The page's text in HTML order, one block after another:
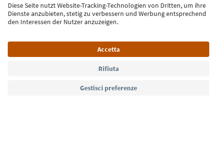
Iscriviti alla newsletter